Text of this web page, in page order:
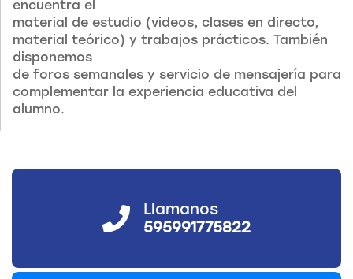
encuentra el
material de estudio (videos, clases en directo,
material teórico) y trabajos prácticos. También
disponemos
de foros semanales y servicio de mensajería para
complementar la experiencia educativa del
alumno.
Llamanos
595991775822